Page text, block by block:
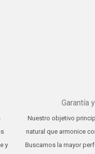
y
Garantía
Nuestro objetivo
natural que armonice
Buscamos la mayor